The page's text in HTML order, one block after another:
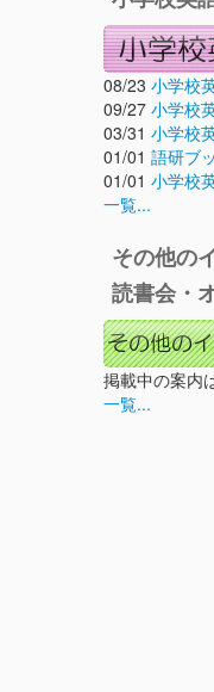
08/23 小学校
09/27 小学校
03/31 小学校
01/01 語研ブ
01/01 小学校
一覧...
その他の
読書会・
掲載中の案内
一覧...